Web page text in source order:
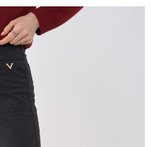
後續交易確認頁面所載為準。
遇審核未通過，訂單將自動取
未達大哥付你分期系統評分，恕無
期」於每月結算日後寄送繳費提
條碼／台灣大直營門市／銀行轉
費。
款」的支付方式。 讓您購物簡單
儲值。
結帳。
。
後，將跳轉至「AFTEE先享後付」
即可完成結帳。
訊。
簡訊中的連結，可透過四大超商／
免運費
運費